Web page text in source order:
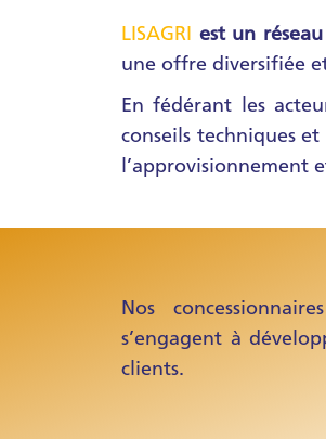
LISAGRI est un
une offre diversifiée et
En fédérant les
conseils techniques
l’approvisionnement
Nos
s’engagent à
clients.